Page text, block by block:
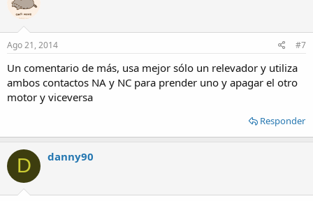
Ago 21, 2014 #7
Un comentario de más, usa mejor sólo un relevador y utiliza
ambos contactos NA y NC para prender uno y apagar el otro
motor y viceversa
Responder
D danny90